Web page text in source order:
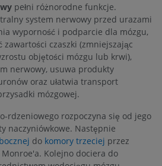
pełni różnorodne funkcje.
system nerwowy przed urazami
wyporność i podparcie dla mózgu,
zawartości czaszki (zmniejszając
objętości mózgu lub krwi),
nerwowy, usuwa produkty
oraz ułatwia transport
mózgowej.
rdzeniowego rozpoczyna się od jego
naczyniówkowe. Następnie
do komory trzeciej przez
Kolejno dociera do